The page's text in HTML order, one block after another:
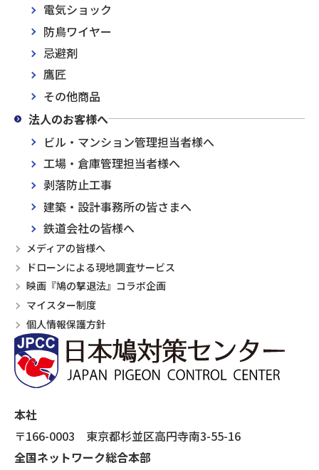
本社
〒166-0003 東京都杉並区高円寺南3-55-16
全国ネットワーク総合本部
電気ショック
防鳥ワイヤー
忌避剤
鷹匠
その他商品
法人のお客様へ
ビル・マンション管理担当者様へ
工場・倉庫管理担当者様へ
剥落防止工事
建築・設計事務所の皆さまへ
鉄道会社の皆様へ
メディアの皆様へ
ドローンによる現地調査サービス
映画『鳩の撃退法』コラボ企画
マイスター制度
個人情報保護方針